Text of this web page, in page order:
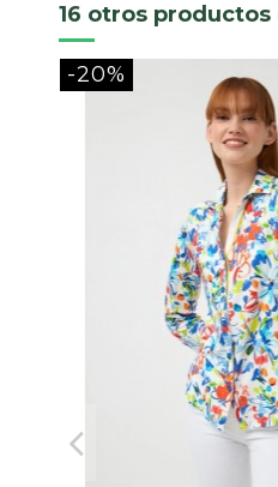
16 otros
-20%